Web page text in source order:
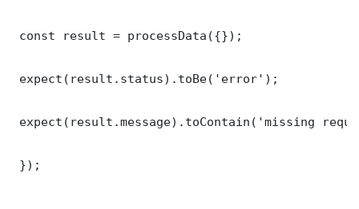
const result = processData({});
expect(result.status).toBe('error');
expect(result.message).toContain('missing
});